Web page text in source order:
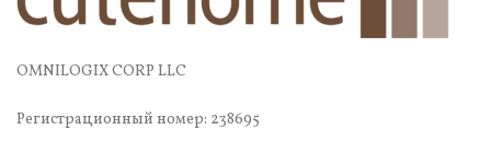
OMNILOGIX CORP LLC
Регистрационный номер: 238695